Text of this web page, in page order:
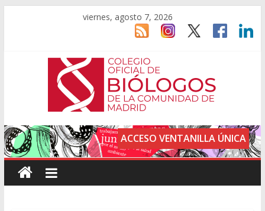
viernes, agosto 7, 2026
ACCESO VENTANILLA ÚNICA